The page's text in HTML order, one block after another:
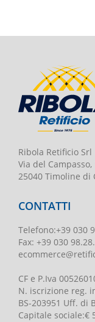
Ribola Retificio Srl
Via del Campasso,
25040 Timoline di
CONTATTI
Telefono:+39 030
Fax: +39 030
CF e P.Iva
N. iscrizione reg.
BS-203951 Uff. di
Capitale sociale:€